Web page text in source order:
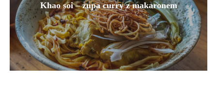
Khao soi – zupa curry z makaronem